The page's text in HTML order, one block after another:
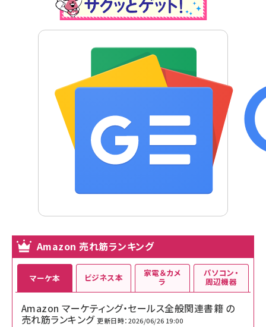
Amazon 売れ筋ランキング
マーケ本
Amazon マーケティング・セールス全般関連書籍 の
売れ筋ランキング 更新日時：2026/06/26 19:00
ビジネス本 家電＆カメ
ラ
パソコン・
周辺機器